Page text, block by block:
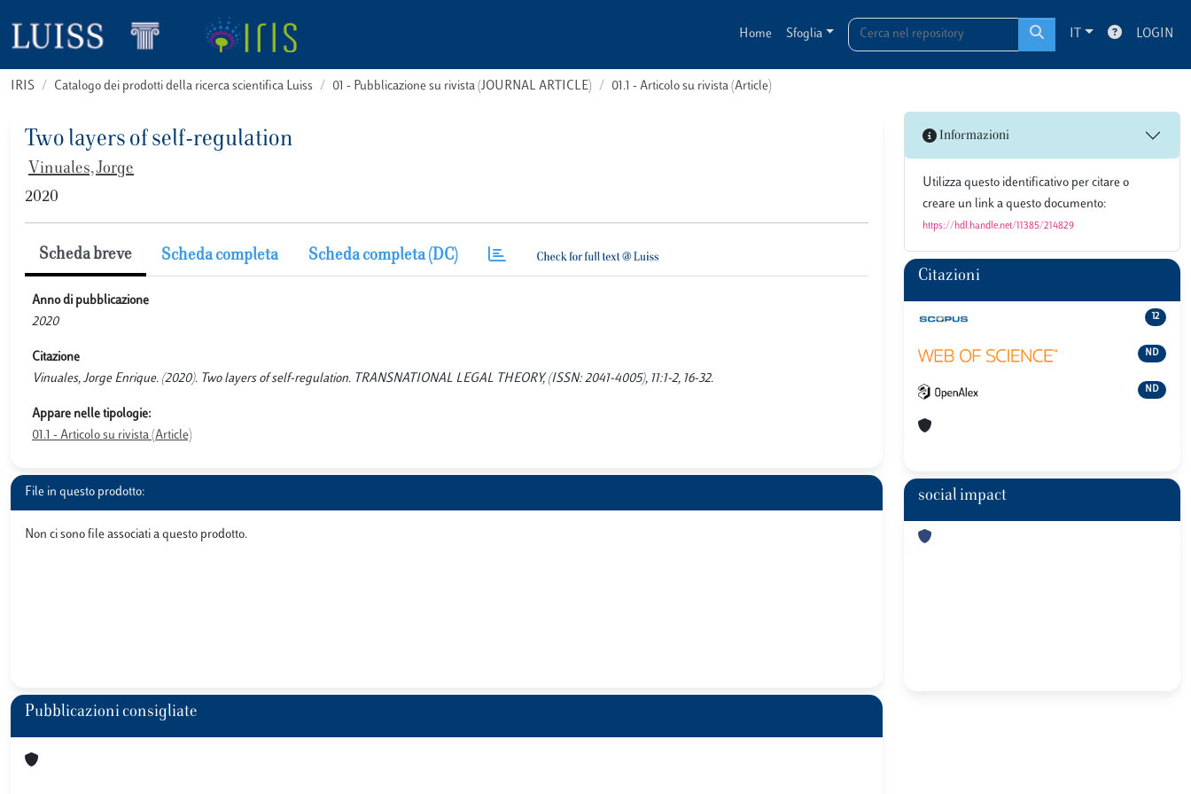
Home Sfoglia IT LOGIN
IRIS Catalogo dei prodotti della ricerca scientifica Luiss 01 - Pubblicazione su rivista (JOURNAL ARTICLE) 01.1 - Articolo su rivista (Article)
Two layers of self-regulation
Vinuales, Jorge
2020
Scheda breve Scheda completa Scheda completa (DC)
Anno di pubblicazione
2020
Citazione
Vinuales, Jorge Enrique. (2020). Two layers of self-regulation. TRANSNATIONAL LEGAL THEORY, (ISSN: 2041-4005), 11:1-2, 16-32.
Appare nelle tipologie:
01.1 - Articolo su rivista (Article)
File in questo prodotto:
Non ci sono file associati a questo prodotto.
Pubblicazioni consigliate
Informazioni
Utilizza questo identificativo per citare o
creare un link a questo documento:
https://hdl.handle.net/11385/214829
Citazioni
12
ND
ND
social impact